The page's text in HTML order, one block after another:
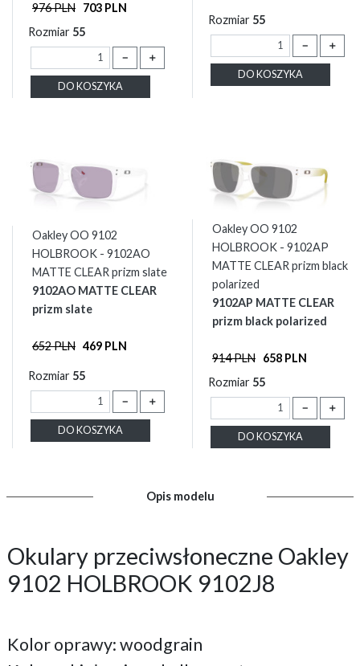
976 PLN 703 PLN
Rozmiar 55
－ ＋
DO KOSZYKA
Rozmiar 55
－ ＋
DO KOSZYKA
Oakley OO 9102
HOLBROOK - 9102AO
MATTE CLEAR prizm slate
9102AO MATTE CLEAR
prizm slate
652 PLN 469 PLN
Rozmiar 55
－ ＋
DO KOSZYKA
Oakley OO 9102
HOLBROOK - 9102AP
MATTE CLEAR prizm black
polarized
9102AP MATTE CLEAR
prizm black polarized
914 PLN 658 PLN
Rozmiar 55
－ ＋
DO KOSZYKA
Opis modelu
Okulary przeciwsłoneczne Oakley
9102 HOLBROOK 9102J8
Kolor oprawy: woodgrain